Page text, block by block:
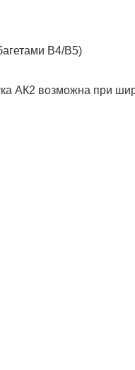
В4/В5)
АК2 возможна при